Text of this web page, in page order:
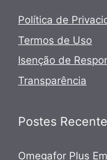
Política de
Termos de Uso
Isenção de
Transparência
Postes
Omegafor Plus